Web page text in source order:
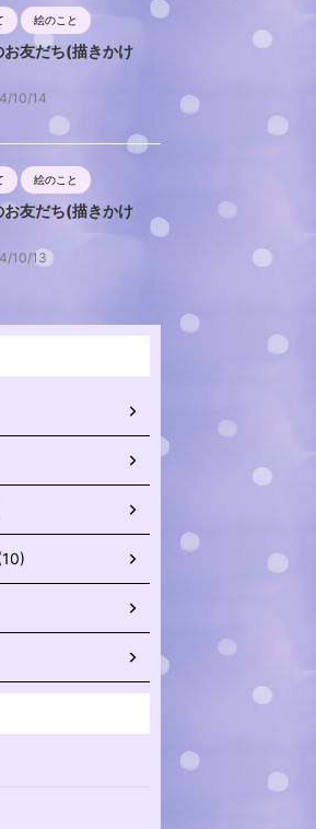
絵のこと
お友だち(描きかけ
10/14
絵のこと
お友だち(描きかけ
10/13